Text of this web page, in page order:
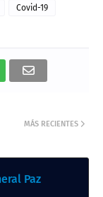
Covid-19
MÁS RECIENTES
Paz